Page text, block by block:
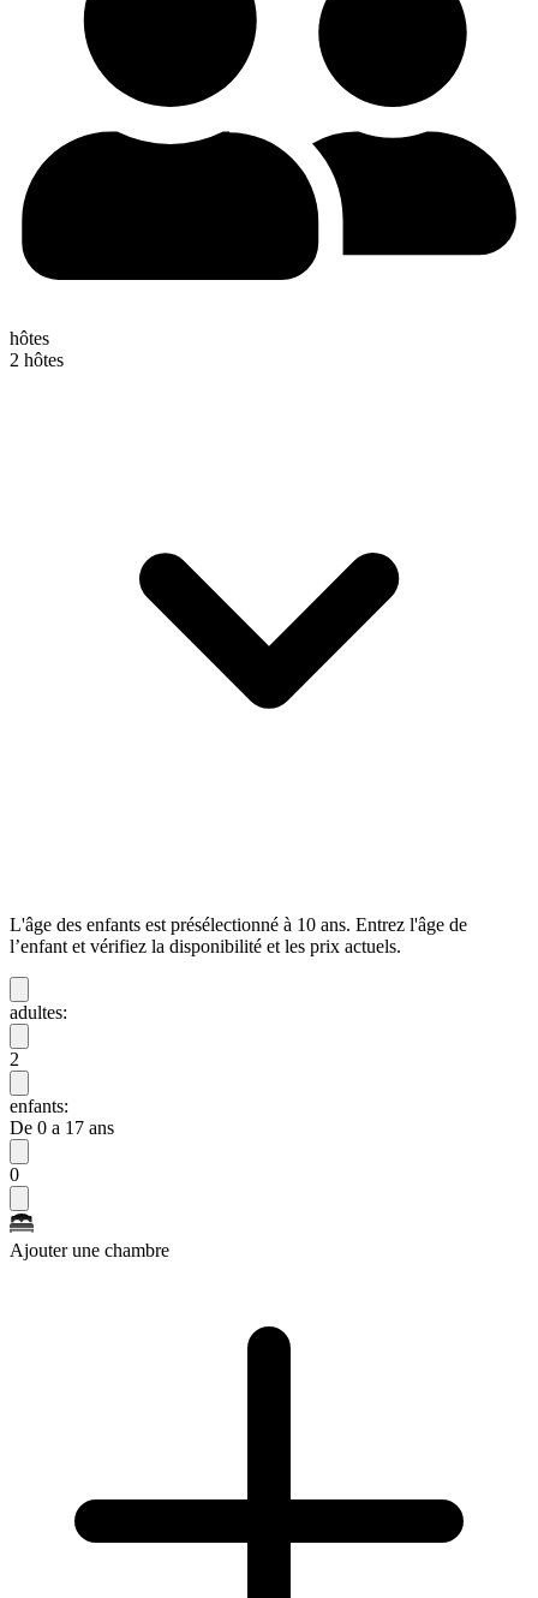
hôtes
2 hôtes
L'âge des enfants est présélectionné à 10 ans. Entrez l'âge de
l’enfant et vérifiez la disponibilité et les prix actuels.
adultes:
2
enfants:
De 0 a 17 ans
0
Ajouter une chambre